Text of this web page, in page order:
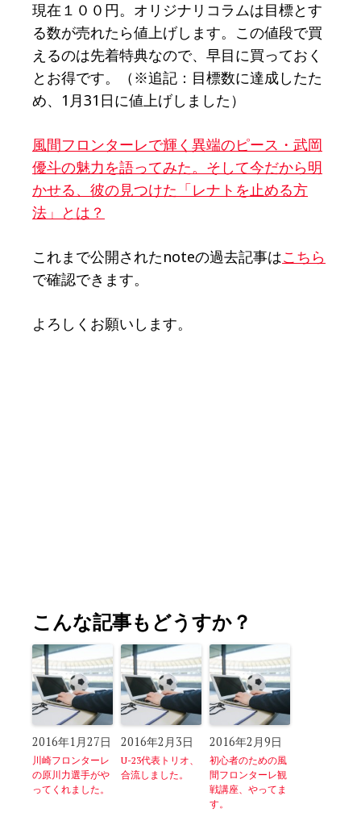
現在１００円。オリジナリコラムは目標とす
る数が売れたら値上げします。この値段で買
えるのは先着特典なので、早目に買っておく
とお得です。（※追記：目標数に達成したた
め、1月31日に値上げしました）
風間フロンターレで輝く異端のピース・武岡
優斗の魅力を語ってみた。そして今だから明
かせる、彼の見つけた「レナトを止める方
法」とは？
これまで公開されたnoteの過去記事はこちら
で確認できます。
よろしくお願いします。
こんな記事もどうすか？
2016年1月27日
川崎フロンターレ
の原川力選手がや
ってくれました。
2016年2月3日
U-23代表トリオ、
合流しました。
2016年2月9日
初心者のための風
間フロンターレ観
戦講座、やってま
す。